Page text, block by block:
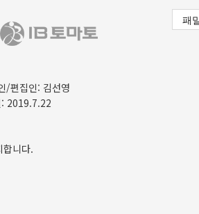
/편집인: 김선영
2019.7.22
니다.